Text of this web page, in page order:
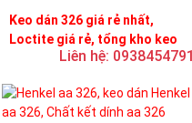
Keo dán 326 giá rẻ nhất,
Loctite giá rẻ, tổng kho keo
Liên hệ: 0938454791